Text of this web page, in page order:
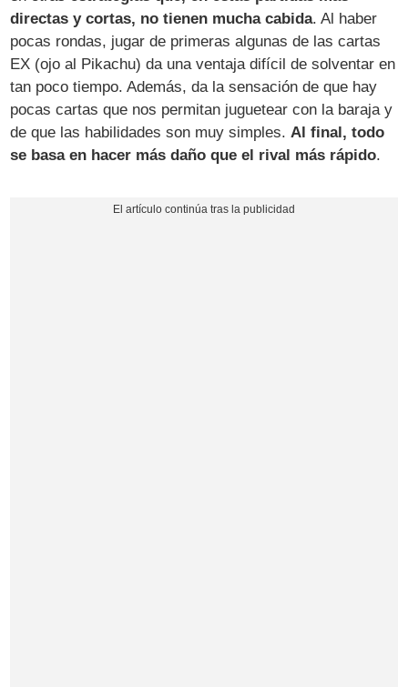
directas y cortas, no tienen mucha cabida. Al haber
pocas rondas, jugar de primeras algunas de las cartas
EX (ojo al Pikachu) da una ventaja difícil de solventar en
tan poco tiempo. Además, da la sensación de que hay
pocas cartas que nos permitan juguetear con la baraja y
de que las habilidades son muy simples.Al final, todo
se basa en hacer más daño que el rival más rápido.